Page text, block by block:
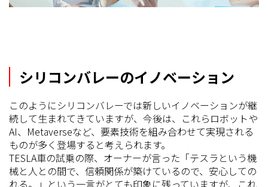
シリコンバレーのイノベーション
このようにシリコンバレーでは新しいイノベーションが継
続して生まれてきていますが、今後は、これらロボットや
AI、Metaverseなど、要素技術を組み合わせて実現される
ものが多く登場すると考えられます。
TESLA車の試乗の際、オーナーが言った「テスラという機
械と人との間で、信頼関係が築けているので、安心しての